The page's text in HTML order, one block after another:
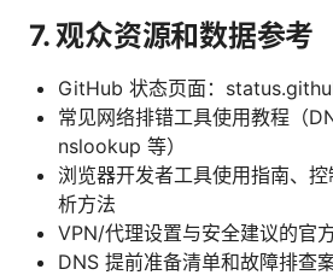
7. 观众资源和数据参考
GitHub 状态页面：
常见网络排错工具使用教程（
nslookup 等）
浏览器开发者工具使用指南、
析方法
VPN/代理设置与安全建议的官
DNS 提前准备清单和故障排查